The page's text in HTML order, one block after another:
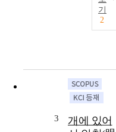
기
2
3
개에 있어